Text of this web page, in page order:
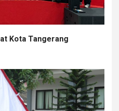
Kota Tangerang